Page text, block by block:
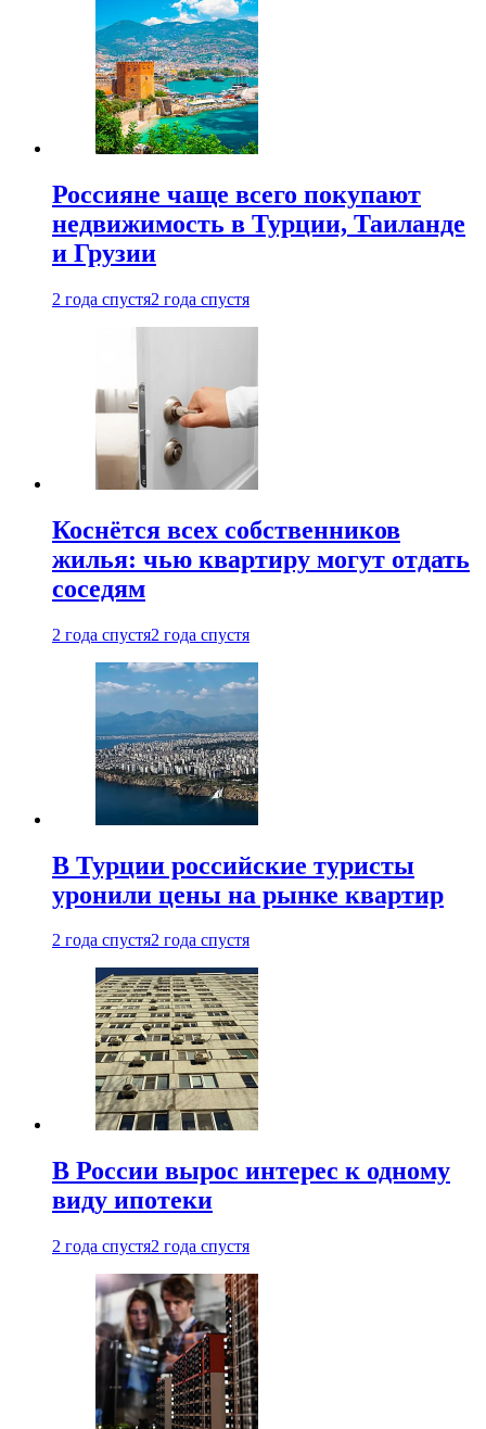
Россияне чаще всего покупают
недвижимость в Турции, Таиланде
и Грузии
2 года спустя2 года спустя
Коснётся всех собственников
жилья: чью квартиру могут отдать
соседям
2 года спустя2 года спустя
В Турции российские туристы
уронили цены на рынке квартир
2 года спустя2 года спустя
В России вырос интерес к одному
виду ипотеки
2 года спустя2 года спустя